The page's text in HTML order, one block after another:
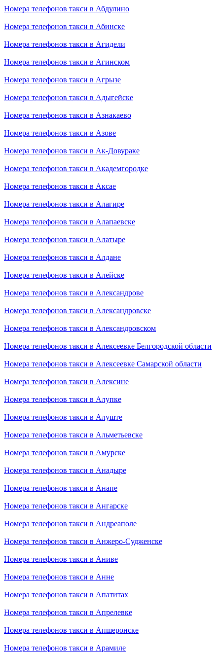
Номера телефонов такси в Абдулино
Номера телефонов такси в Абинске
Номера телефонов такси в Агидели
Номера телефонов такси в Агинском
Номера телефонов такси в Агрызе
Номера телефонов такси в Адыгейске
Номера телефонов такси в Азнакаево
Номера телефонов такси в Азове
Номера телефонов такси в Ак-Довураке
Номера телефонов такси в Академгородке
Номера телефонов такси в Аксае
Номера телефонов такси в Алагире
Номера телефонов такси в Алапаевске
Номера телефонов такси в Алатыре
Номера телефонов такси в Алдане
Номера телефонов такси в Алейске
Номера телефонов такси в Александрове
Номера телефонов такси в Александровске
Номера телефонов такси в Александровском
Номера телефонов такси в Алексеевке Белгородской области
Номера телефонов такси в Алексеевке Самарской области
Номера телефонов такси в Алексине
Номера телефонов такси в Алупке
Номера телефонов такси в Алуште
Номера телефонов такси в Альметьевске
Номера телефонов такси в Амурске
Номера телефонов такси в Анадыре
Номера телефонов такси в Анапе
Номера телефонов такси в Ангарске
Номера телефонов такси в Андреаполе
Номера телефонов такси в Анжеро-Судженске
Номера телефонов такси в Аниве
Номера телефонов такси в Анне
Номера телефонов такси в Апатитах
Номера телефонов такси в Апрелевке
Номера телефонов такси в Апшеронске
Номера телефонов такси в Арамиле